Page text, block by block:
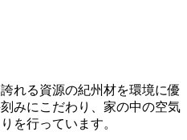
れる資源の紀州材を環境に優
みにこだわり、家の中の空気
を行っています。